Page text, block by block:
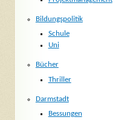
Bildungspolitik
Schule
Uni
Bücher
Thriller
Darmstadt
Bessungen